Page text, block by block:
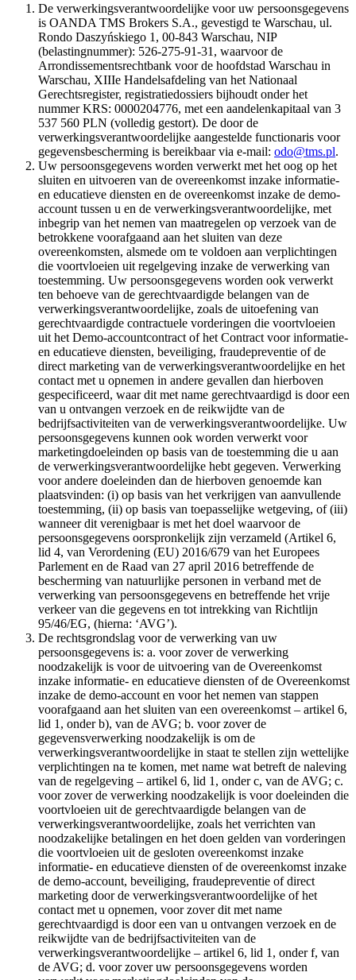
De verwerkingsverantwoordelijke voor uw persoonsgegevens
is OANDA TMS Brokers S.A., gevestigd te Warschau, ul.
Rondo Daszyńskiego 1, 00-843 Warschau, NIP
(belastingnummer): 526-275-91-31, waarvoor de
Arrondissementsrechtbank voor de hoofdstad Warschau in
Warschau, XIIIe Handelsafdeling van het Nationaal
Gerechtsregister, registratiedossiers bijhoudt onder het
nummer KRS: 0000204776, met een aandelenkapitaal van 3
537 560 PLN (volledig gestort). De door de
verwerkingsverantwoordelijke aangestelde functionaris voor
gegevensbescherming is bereikbaar via e-mail: odo@tms.pl.
Uw persoonsgegevens worden verwerkt met het oog op het
sluiten en uitvoeren van de overeenkomst inzake informatie-
en educatieve diensten en de overeenkomst inzake de demo-
account tussen u en de verwerkingsverantwoordelijke, met
inbegrip van het nemen van maatregelen op verzoek van de
betrokkene voorafgaand aan het sluiten van deze
overeenkomsten, alsmede om te voldoen aan verplichtingen
die voortvloeien uit regelgeving inzake de verwerking van
toestemming. Uw persoonsgegevens worden ook verwerkt
ten behoeve van de gerechtvaardigde belangen van de
verwerkingsverantwoordelijke, zoals de uitoefening van
gerechtvaardigde contractuele vorderingen die voortvloeien
uit het Demo-accountcontract of het Contract voor informatie-
en educatieve diensten, beveiliging, fraudepreventie of de
direct marketing van de verwerkingsverantwoordelijke en het
contact met u opnemen in andere gevallen dan hierboven
gespecificeerd, waar dit met name gerechtvaardigd is door een
van u ontvangen verzoek en de reikwijdte van de
bedrijfsactiviteiten van de verwerkingsverantwoordelijke. Uw
persoonsgegevens kunnen ook worden verwerkt voor
marketingdoeleinden op basis van de toestemming die u aan
de verwerkingsverantwoordelijke hebt gegeven. Verwerking
voor andere doeleinden dan de hierboven genoemde kan
plaatsvinden: (i) op basis van het verkrijgen van aanvullende
toestemming, (ii) op basis van toepasselijke wetgeving, of (iii)
wanneer dit verenigbaar is met het doel waarvoor de
persoonsgegevens oorspronkelijk zijn verzameld (Artikel 6,
lid 4, van Verordening (EU) 2016/679 van het Europees
Parlement en de Raad van 27 april 2016 betreffende de
bescherming van natuurlijke personen in verband met de
verwerking van persoonsgegevens en betreffende het vrije
verkeer van die gegevens en tot intrekking van Richtlijn
95/46/EG, (hierna: ‘AVG’).
De rechtsgrondslag voor de verwerking van uw
persoonsgegevens is: a. voor zover de verwerking
noodzakelijk is voor de uitvoering van de Overeenkomst
inzake informatie- en educatieve diensten of de Overeenkomst
inzake de demo-account en voor het nemen van stappen
voorafgaand aan het sluiten van een overeenkomst – artikel 6,
lid 1, onder b), van de AVG; b. voor zover de
gegevensverwerking noodzakelijk is om de
verwerkingsverantwoordelijke in staat te stellen zijn wettelijke
verplichtingen na te komen, met name wat betreft de naleving
van de regelgeving – artikel 6, lid 1, onder c, van de AVG; c.
voor zover de verwerking noodzakelijk is voor doeleinden die
voortvloeien uit de gerechtvaardigde belangen van de
verwerkingsverantwoordelijke, zoals het verrichten van
noodzakelijke betalingen en het doen gelden van vorderingen
die voortvloeien uit de gesloten overeenkomst inzake
informatie- en educatieve diensten of de overeenkomst inzake
de demo-account, beveiliging, fraudepreventie of direct
marketing door de verwerkingsverantwoordelijke of het
contact met u opnemen, voor zover dit met name
gerechtvaardigd is door een van u ontvangen verzoek en de
reikwijdte van de bedrijfsactiviteiten van de
verwerkingsverantwoordelijke – artikel 6, lid 1, onder f, van
de AVG; d. voor zover uw persoonsgegevens worden